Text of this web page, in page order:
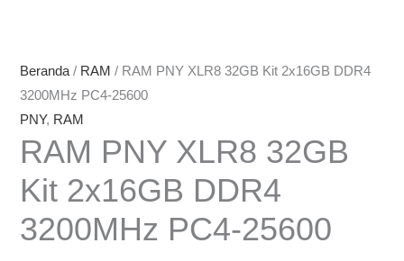
Beranda / RAM / RAM PNY XLR8 32GB Kit 2x16GB DDR4
3200MHz PC4-25600
PNY, RAM
RAM PNY XLR8 32GB
Kit 2x16GB DDR4
3200MHz PC4-25600